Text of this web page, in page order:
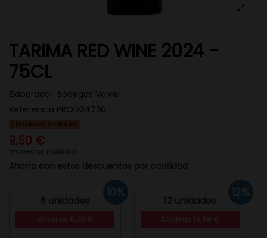
TARIMA RED WINE 2024 -
75CL
Elaborador: Bodegas Volver
Referencia PROD04730
Unidades limitadas
9,50 €
Impuestos incluidos
Ahorra con estos descuentos por cantidad
6 unidades
10%
12 unidades
12%